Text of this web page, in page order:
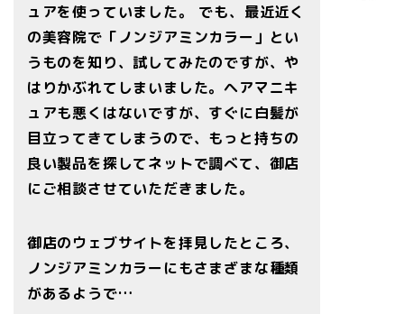
ュアを使っていました。 でも、最近近く
の美容院で「ノンジアミンカラー」とい
うものを知り、試してみたのですが、や
はりかぶれてしまいました。ヘアマニキ
ュアも悪くはないですが、すぐに白髪が
目立ってきてしまうので、もっと持ちの
良い製品を探してネットで調べて、御店
にご相談させていただきました。
御店のウェブサイトを拝見したところ、
ノンジアミンカラーにもさまざまな種類
があるようで…